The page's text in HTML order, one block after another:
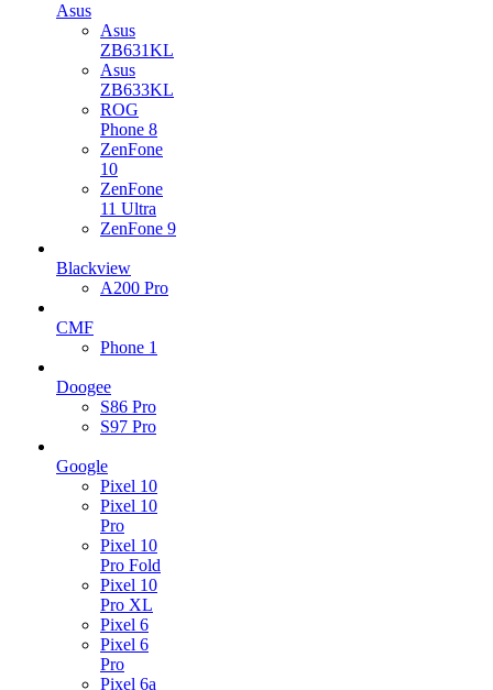
Asus
Asus
ZB631KL
Asus
ZB633KL
ROG
Phone 8
ZenFone
10
ZenFone
11 Ultra
ZenFone 9
Blackview
A200 Pro
CMF
Phone 1
Doogee
S86 Pro
S97 Pro
Google
Pixel 10
Pixel 10
Pro
Pixel 10
Pro Fold
Pixel 10
Pro XL
Pixel 6
Pixel 6
Pro
Pixel 6a